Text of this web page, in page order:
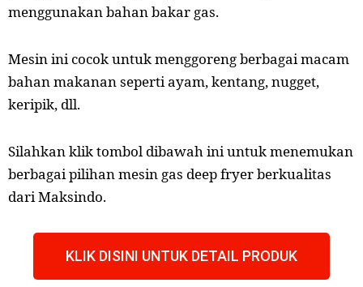
menggunakan bahan bakar gas.
Mesin ini cocok untuk menggoreng berbagai macam
bahan makanan seperti ayam, kentang, nugget,
keripik, dll.
Silahkan klik tombol dibawah ini untuk menemukan
berbagai pilihan mesin gas deep fryer berkualitas
dari Maksindo.
KLIK DISINI UNTUK DETAIL PRODUK